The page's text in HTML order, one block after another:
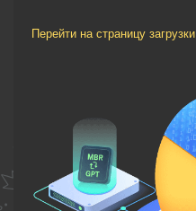
Перейти на страницу загрузки